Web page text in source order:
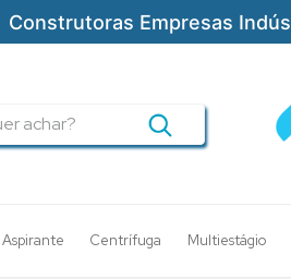
Construtoras Empresas
Centrífuga Multiestágio